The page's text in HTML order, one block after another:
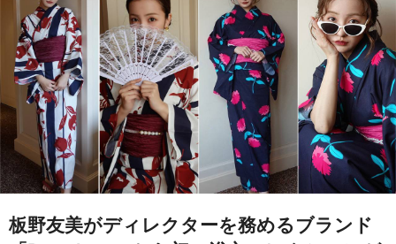
板野友美がディレクターを務めるブランド